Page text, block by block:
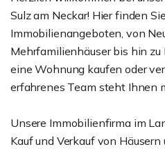
Sulz am Neckar! Hier finden
Immobilienangeboten, von
Mehrfamilienhäuser bis hin zu
eine Wohnung kaufen oder
erfahrenes Team steht Ihnen
Unsere Immobilienfirma im
Kauf und Verkauf von